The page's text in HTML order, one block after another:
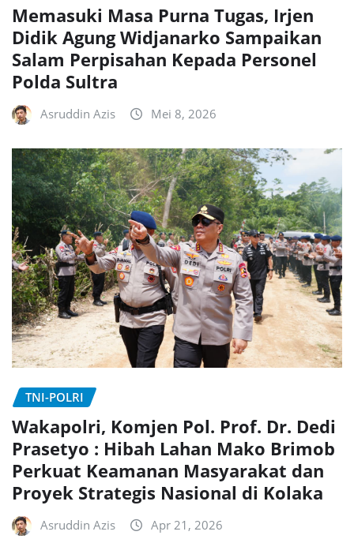
Memasuki Masa Purna Tugas, Irjen
Didik Agung Widjanarko Sampaikan
Salam Perpisahan Kepada Personel
Polda Sultra
Asruddin Azis Mei 8, 2026
TNI-POLRI
Wakapolri, Komjen Pol. Prof. Dr. Dedi
Prasetyo : Hibah Lahan Mako Brimob
Perkuat Keamanan Masyarakat dan
Proyek Strategis Nasional di Kolaka
Asruddin Azis Apr 21, 2026